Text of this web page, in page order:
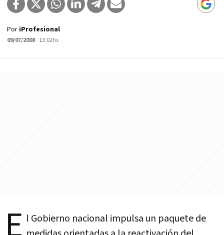
Por iProfesional
09/07/2008- 13:02hs
l Gobierno nacional impulsa un paquete de